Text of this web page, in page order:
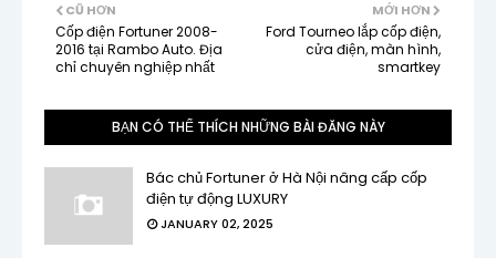
MỚI HƠN
Ford Tourneo lắp cốp điện,
cửa điện, màn hình,
smartkey
CŨ HƠN
Cốp điện Fortuner 2008-
2016 tại Rambo Auto. Địa
chỉ chuyên nghiệp nhất
BẠN CÓ THỂ THÍCH NHỮNG BÀI ĐĂNG NÀY
Bác chủ Fortuner ở Hà Nội nâng cấp cốp
điện tự động LUXURY
JANUARY 02, 2025